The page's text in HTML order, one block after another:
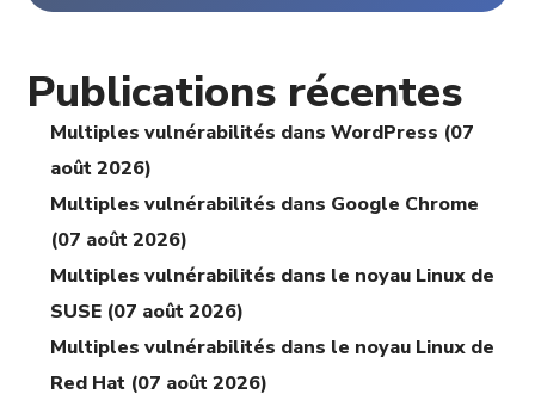
Publications récentes
Multiples vulnérabilités dans WordPress (07
août 2026)
Multiples vulnérabilités dans Google Chrome
(07 août 2026)
Multiples vulnérabilités dans le noyau Linux de
SUSE (07 août 2026)
Multiples vulnérabilités dans le noyau Linux de
Red Hat (07 août 2026)